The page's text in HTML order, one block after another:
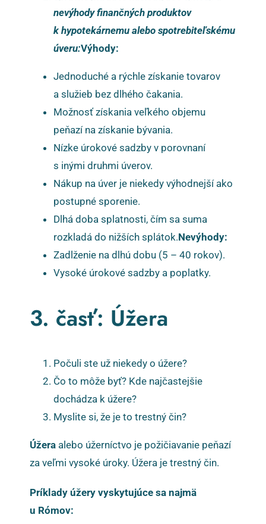
nevýhody finančných produktov
k hypotekárnemu alebo spotrebiteľskému
úveru:Výhody:
Jednoduché a rýchle získanie tovarov
a služieb bez dlhého čakania.
Možnosť získania veľkého objemu
peňazí na získanie bývania.
Nízke úrokové sadzby v porovnaní
s inými druhmi úverov.
Nákup na úver je niekedy výhodnejší ako
postupné sporenie.
Dlhá doba splatnosti, čím sa suma
rozkladá do nižších splátok.Nevýhody:
Zadlženie na dlhú dobu (5 – 40 rokov).
Vysoké úrokové sadzby a poplatky.
3. časť: Úžera
Počuli ste už niekedy o úžere?
Čo to môže byť? Kde najčastejšie
dochádza k úžere?
Myslite si, že je to trestný čin?
Úžeraalebo úžerníctvo je požičiavanie peňazí
za veľmi vysoké úroky. Úžera je trestný čin.
Príklady úžery vyskytujúce sa najmä
u Rómov: